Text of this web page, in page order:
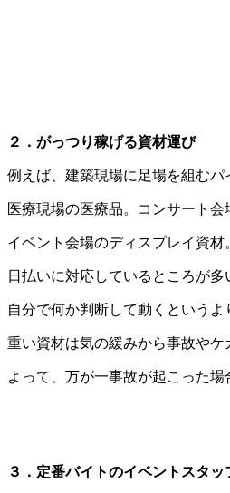
２．がっつり稼げる資材運び
例えば、建築現場に足場を組むパ
医療現場の医療品。コンサート
イベント会場のディスプレイ資材
日払いに対応しているところが
自分で何か判断して動くという
重い資材は気の緩みから事故やケ
よって、万が一事故が起こった場
３．定番バイトのイベントスタッ